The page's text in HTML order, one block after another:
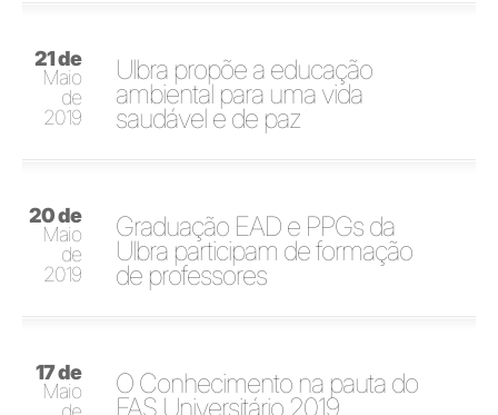
21 de
Maio
de
2019
Ulbra propõe a educação
ambiental para uma vida
saudável e de paz
20 de
Maio
de
2019
Graduação EAD e PPGs da
Ulbra participam de formação
de professores
17 de
Maio
O Conhecimento na pauta do
FAS Universitário 2019